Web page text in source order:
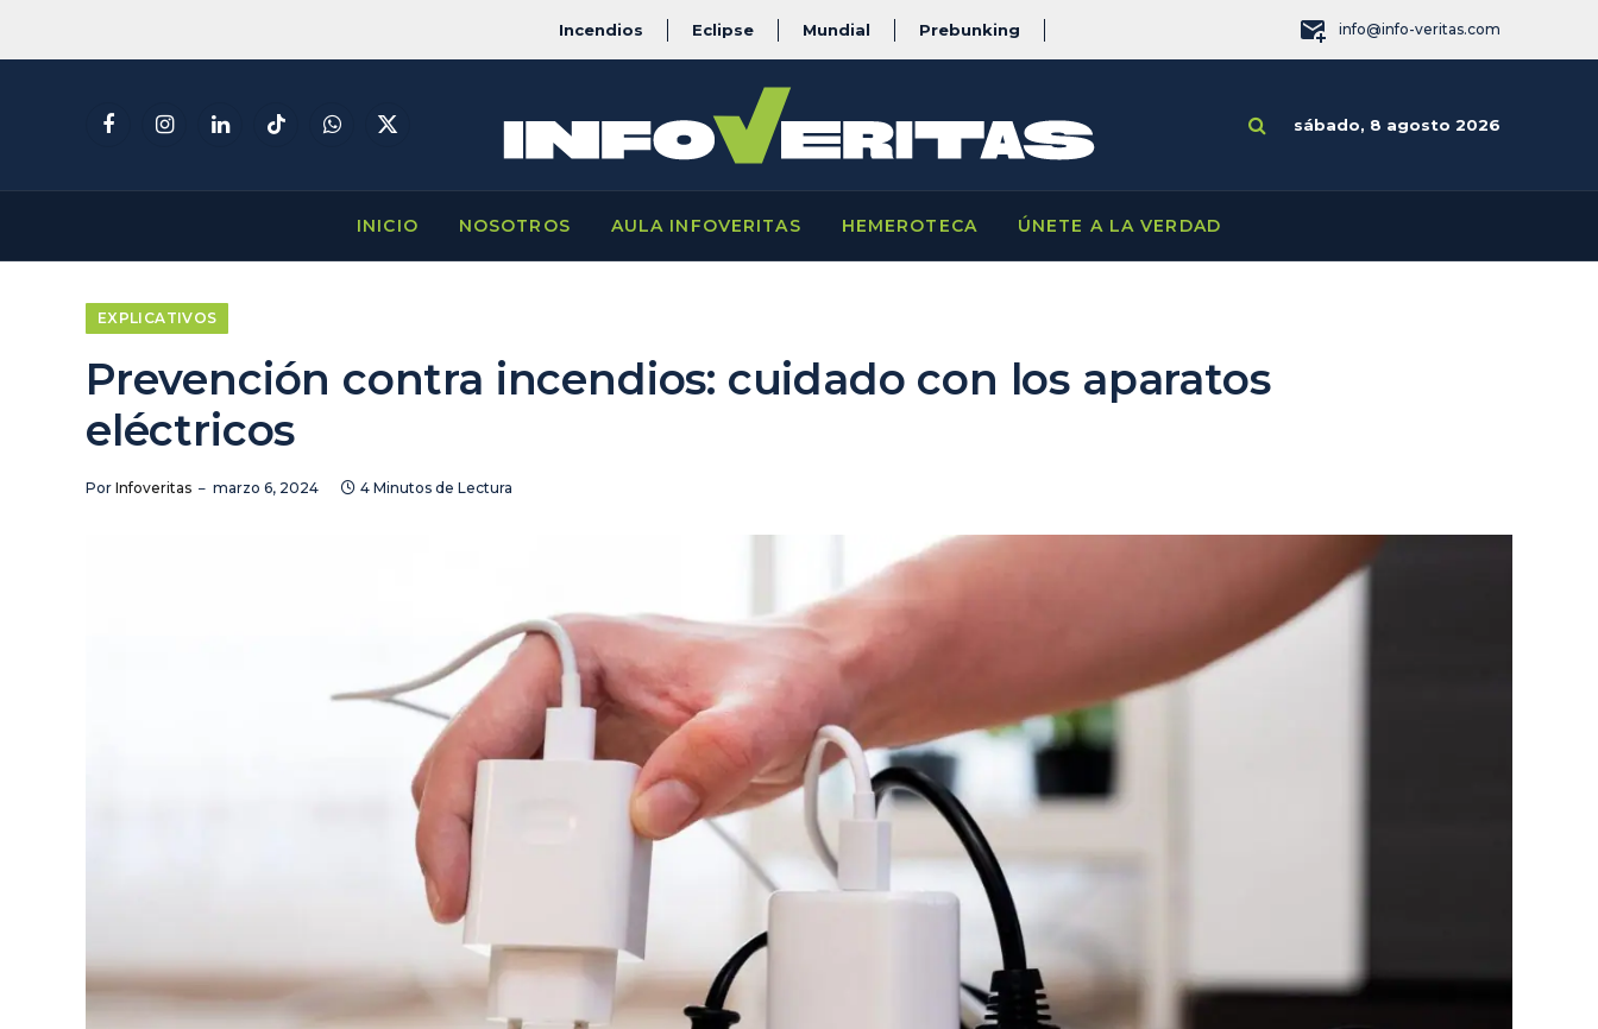
Incendios Eclipse Mundial Prebunking info@info-veritas.com
FacebookInstagramLinkedInTikTokWhatsApp
X
sábado, 8 agosto 2026
INICIO NOSOTROS AULA INFOVERITAS HEMEROTECA ÚNETE A LA VERDAD
EXPLICATIVOS
Prevención contra incendios: cuidado con los aparatos
eléctricos
Por Infoveritas marzo 6, 2024 4 Minutos de Lectura